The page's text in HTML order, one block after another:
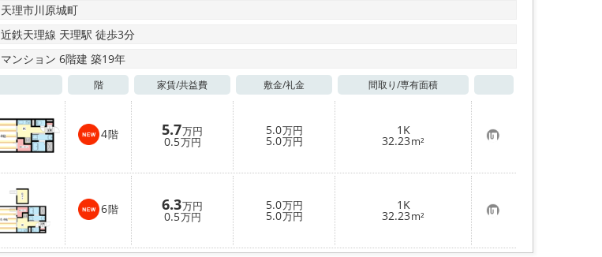
天理市川原城町
近鉄天理線 天理駅 徒歩3分
マンション 6階建 築19年
階 家賃/共益費 敷金/礼金 間取り/専有面積
4階 5.7万円
0.5万円
5.0万円
5.0万円
1K
32.23m² お
気
に
入
り
登
録
6階 6.3万円
0.5万円
5.0万円
5.0万円
1K
32.23m² お
気
に
入